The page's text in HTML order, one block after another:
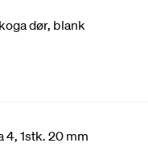
dør, blank
1stk. 20 mm